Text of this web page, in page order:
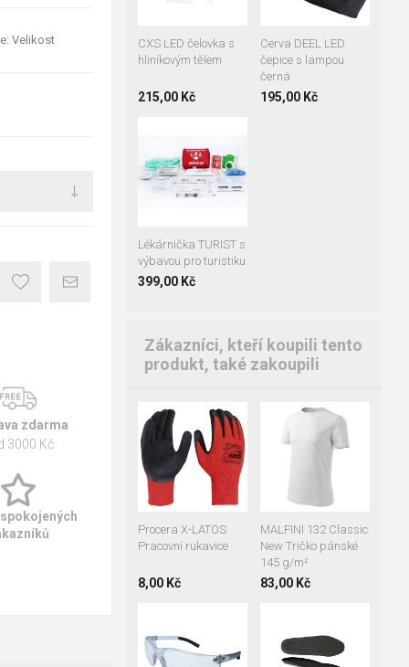
Velikost
zdarma
3000 Kč
CXS LED čelovka s
hliníkovým tělem
215,00 Kč
Cerva DEEL LED
čepice s lampou
černá
195,00 Kč
Lékárnička TURIST s
výbavou pro turistiku
399,00 Kč
Zákazníci, kteří koupili tento
produkt, také zakoupili
Procera X-LATOS
Pracovní rukavice
8,00 Kč
09
10
11
MALFINI 132 Classic
New Tričko pánské
145 g/m²
83,00 Kč
XL
3XL
39
40
41
42
43
44